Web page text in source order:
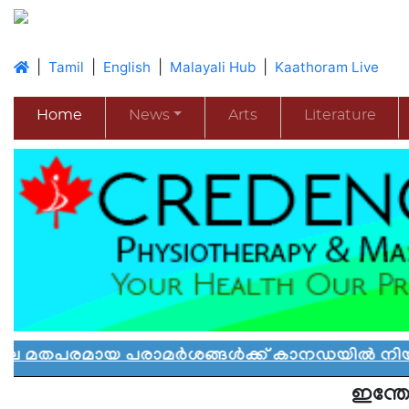
|Tamil English Malayali Hub Kaathoram Live
Home News Arts Literature
പരാമർശങ്ങൾക്ക് കാനഡയിൽ നിയന്ത്രണം: